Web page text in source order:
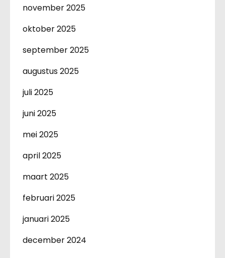
november 2025
oktober 2025
september 2025
augustus 2025
juli 2025
juni 2025
mei 2025
april 2025
maart 2025
februari 2025
januari 2025
december 2024